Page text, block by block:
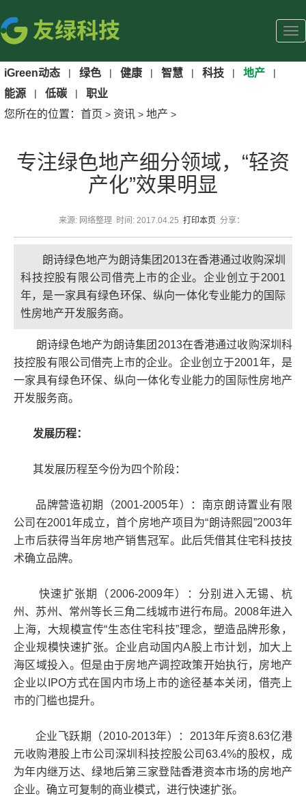
iGreen动态 | 绿色 | 健康 | 智慧 | 科技 | 地产 |
能源 | 低碳 |
职业
您所在的位置： 首页 > 资讯 > 地产 >
专注绿色地产细分领域，“轻资
产化”效果明显
来源: 网络整理 时间: 2017.04.25 打印本页 分享：
朗诗绿色地产为朗诗集团2013在香港通过收购深圳
科技控股有限公司借壳上市的企业。企业创立于2001
年，是一家具有绿色环保、纵向一体化专业能力的国际
性房地产开发服务商。
朗诗绿色地产为朗诗集团2013在香港通过收购深圳科
技控股有限公司借壳上市的企业。企业创立于2001年，是
一家具有绿色环保、纵向一体化专业能力的国际性房地产
开发服务商。
发展历程：
其发展历程至今份为四个阶段：
品牌营造初期（2001-2005年）：南京朗诗置业有限
公司在2001年成立，首个房地产项目为“朗诗熙园”2003年
上市后获得当年房地产销售冠军。此后凭借其住宅科技技
术确立品牌。
快速扩张期（2006-2009年）：分别进入无锡、杭
州、苏州、常州等长三角二线城市进行布局。2008年进入
上海，大规模宣传“生态住宅科技”理念，塑造品牌形象，
企业规模快速扩张。企业启动国内A股上市计划，加大上
海区域投入。但是由于房地产调控政策开始执行，房地产
企业以IPO方式在国内市场上市的途径基本关闭，借壳上
市的门槛也提升。
企业飞跃期（2010-2013年）：2013年斥资8.63亿港
元收购港股上市公司深圳科技控股公司63.4%的股权，成
为年内继万达、绿地后第三家登陆香港资本市场的房地产
企业。确立可复制的商业模式，进行快速扩张。